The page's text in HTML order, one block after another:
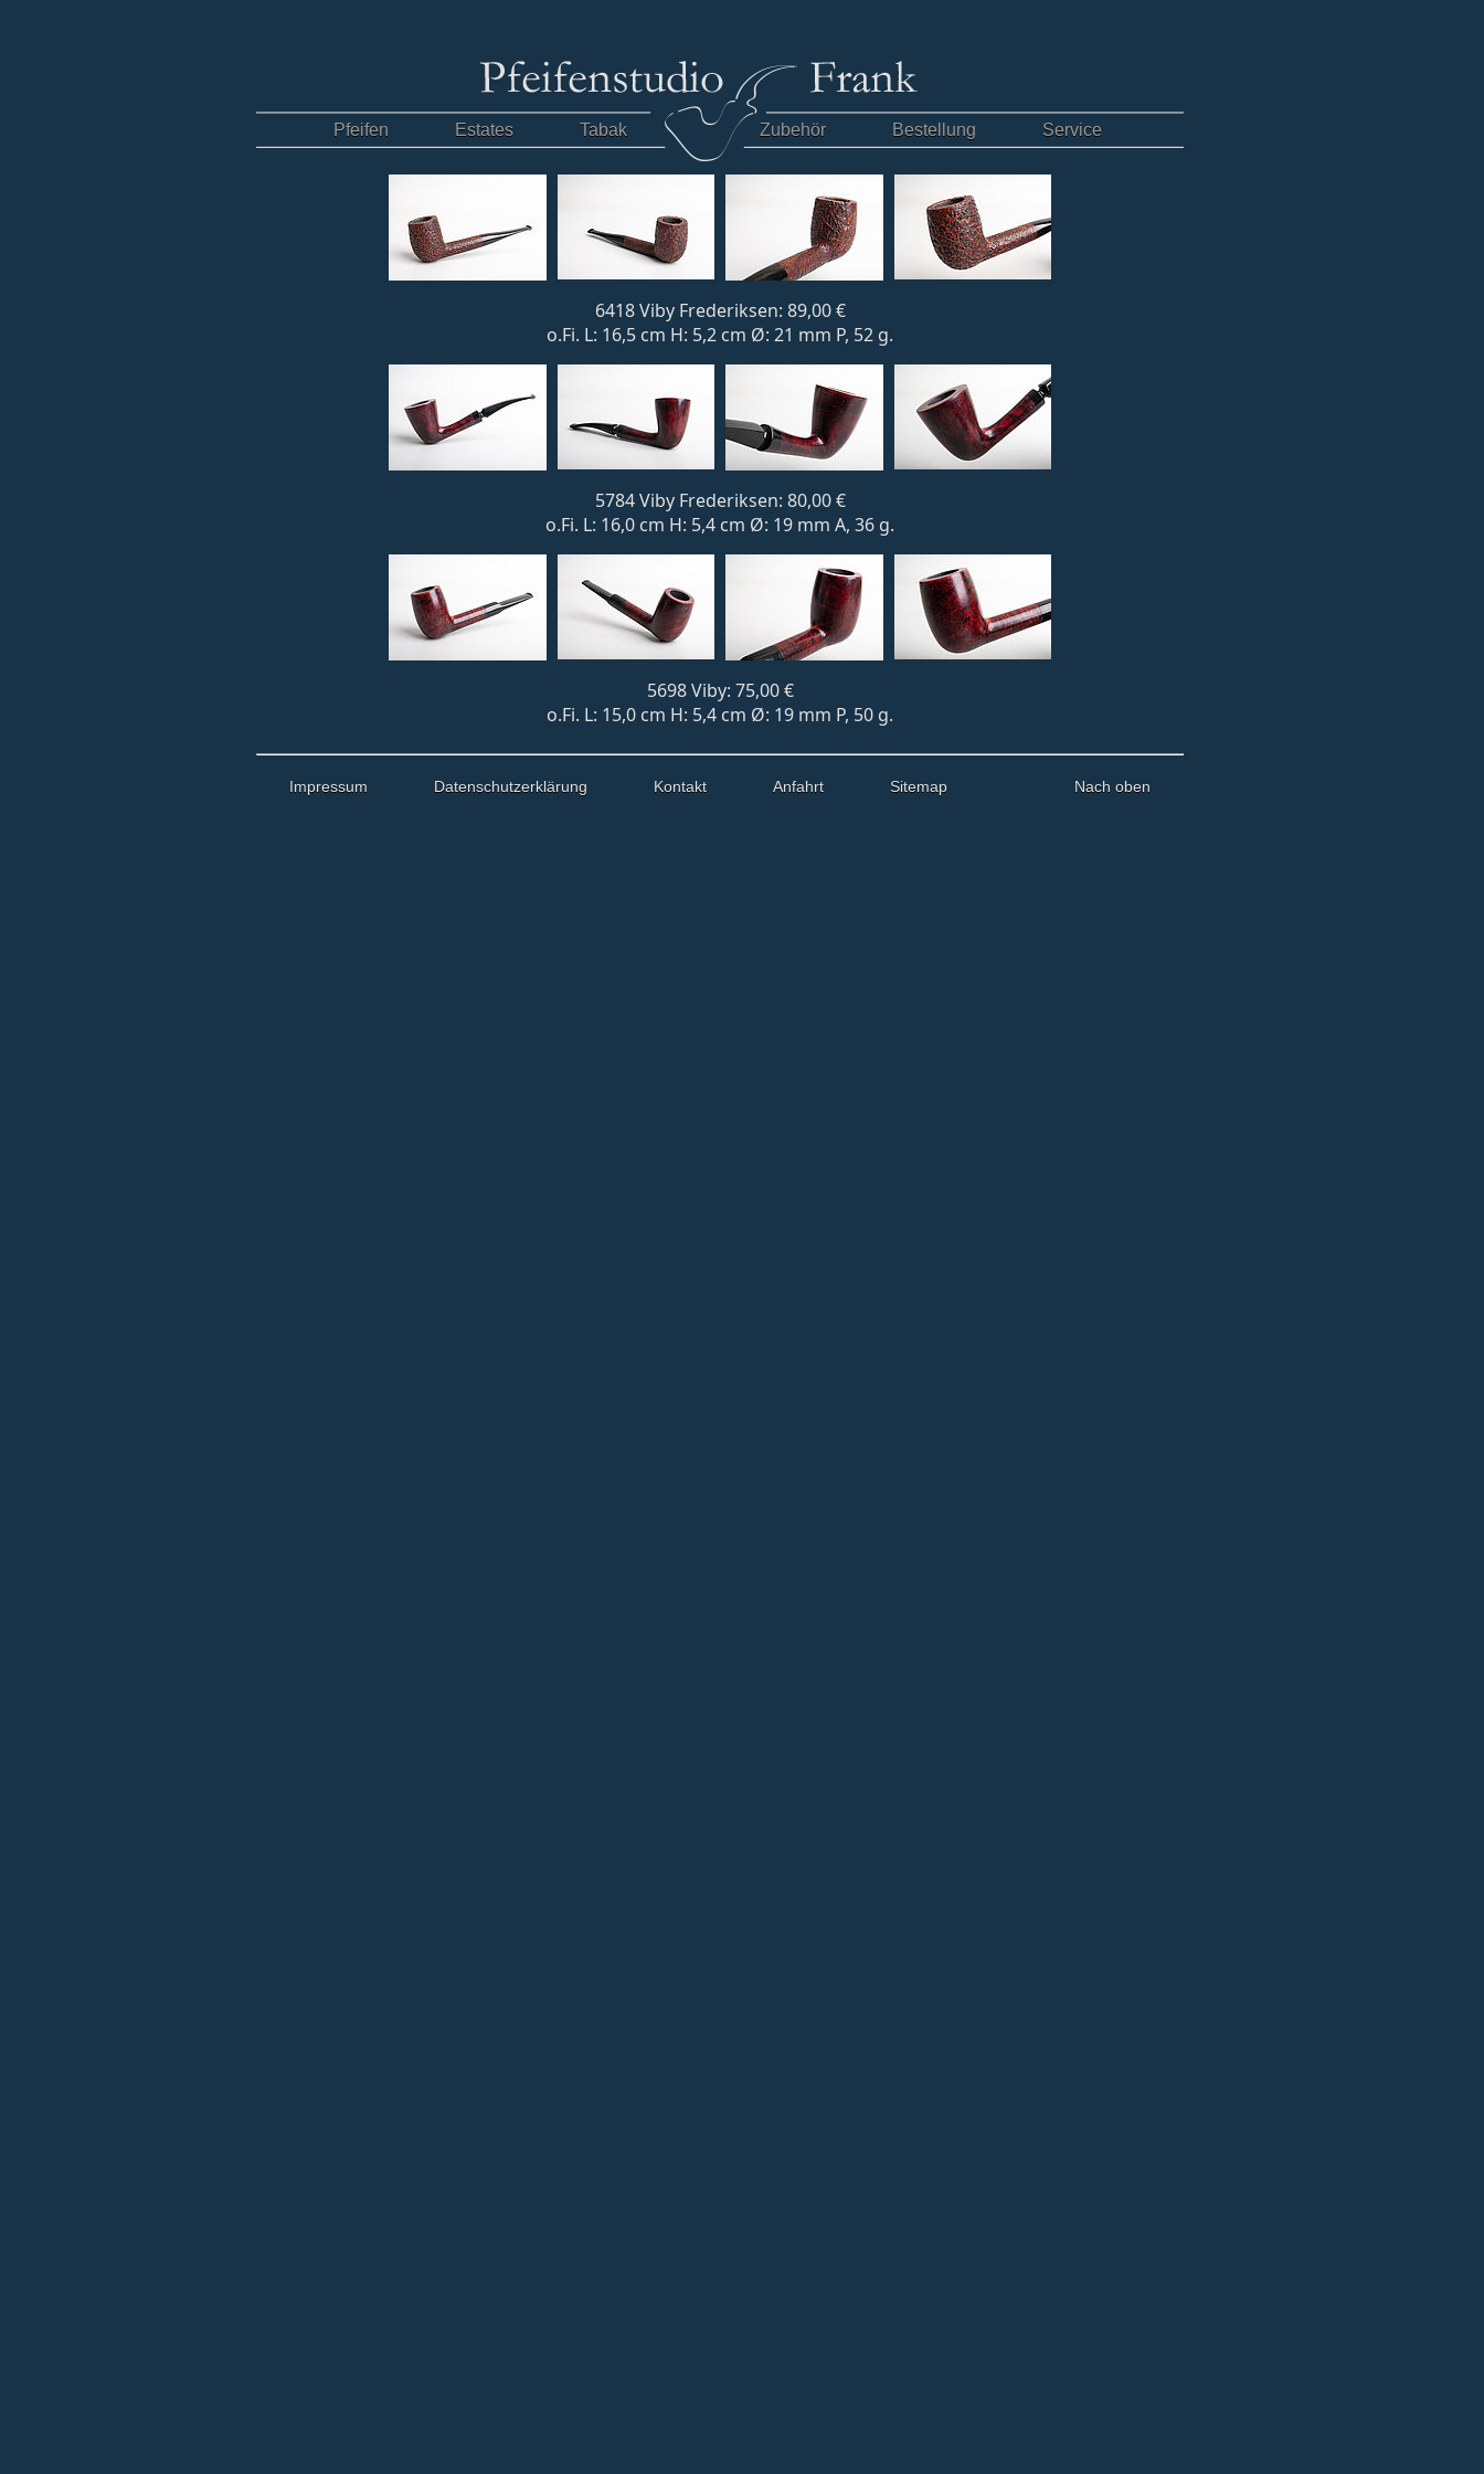
Pfeifen Estates Tabak Zubehör Bestellung Service
6418 Viby Frederiksen: 89,00 €
o.Fi. L: 16,5 cm H: 5,2 cm Ø: 21 mm P, 52 g.
5784 Viby Frederiksen: 80,00 €
o.Fi. L: 16,0 cm H: 5,4 cm Ø: 19 mm A, 36 g.
5698 Viby: 75,00 €
o.Fi. L: 15,0 cm H: 5,4 cm Ø: 19 mm P, 50 g.
Impressum Datenschutzerklärung Kontakt Anfahrt Sitemap Nach oben